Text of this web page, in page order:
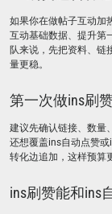
如果你在做帖子互动加
互动基础数据、提升第
队来说，先把资料、链
量更稳。
第一次做ins刷
建议先确认链接、数量
还想覆盖ins自动点赞
转化边追加，这样预算
ins刷赞能和ins